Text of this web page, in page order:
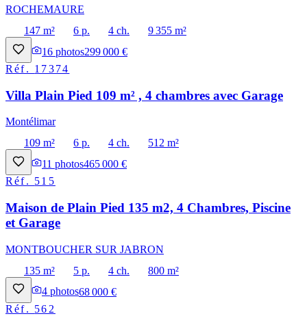
ROCHEMAURE
147 m²
6 p. 4 ch.
9 355 m²
16 photos299 000 €
Réf. 17374
Villa Plain Pied 109 m² , 4 chambres avec Garage
Montélimar
109 m²
6 p. 4 ch.
512 m²
11 photos465 000 €
Réf. 515
Maison de Plain Pied 135 m2, 4 Chambres, Piscine
et Garage
MONTBOUCHER SUR JABRON
135 m²
5 p. 4 ch.
800 m²
4 photos68 000 €
Réf. 562